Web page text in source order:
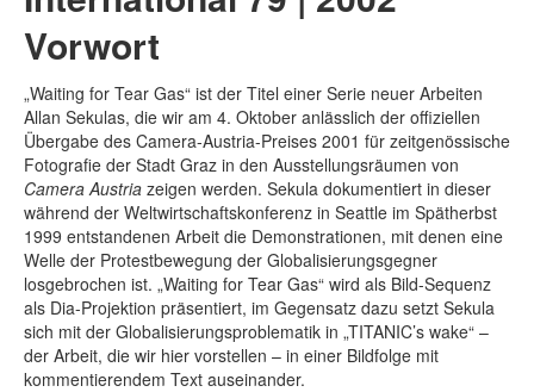
Vorwort
„Waiting for Tear Gas“ ist der Titel einer Serie neuer Arbeiten
Allan Sekulas, die wir am 4. Oktober anlässlich der offiziellen
Übergabe des Camera-Austria-Preises 2001 für zeitgenössische
Fotografie der Stadt Graz in den Ausstellungsräumen von
Camera Austria zeigen werden. Sekula dokumentiert in dieser
während der Weltwirtschaftskonferenz in Seattle im Spätherbst
1999 entstandenen Arbeit die Demonstrationen, mit denen eine
Welle der Protestbewegung der Globalisierungsgegner
losgebrochen ist. „Waiting for Tear Gas“ wird als Bild-Sequenz
als Dia-Projektion präsentiert, im Gegensatz dazu setzt Sekula
sich mit der Globalisierungsproblematik in „TITANIC’s wake“ –
der Arbeit, die wir hier vorstellen – in einer Bildfolge mit
kommentierendem Text auseinander.